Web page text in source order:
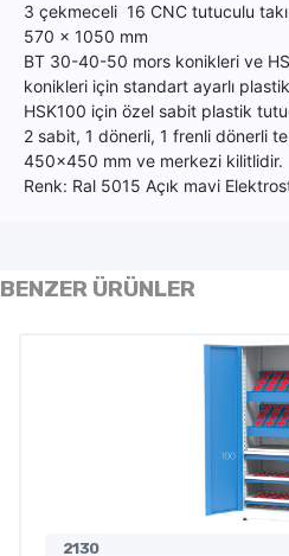
3 çekmeceli 16 CNC tutuculu
570 x 1050 mm
BT 30-40-50 mors konikleri ve
konikleri için standart ayarlı
HSK100 için özel sabit plastik
2 sabit, 1 dönerli, 1 frenli dönerli
450x450 mm ve merkezi
Renk: Ral 5015 Açık mavi
BENZER ÜRÜNLER
2130